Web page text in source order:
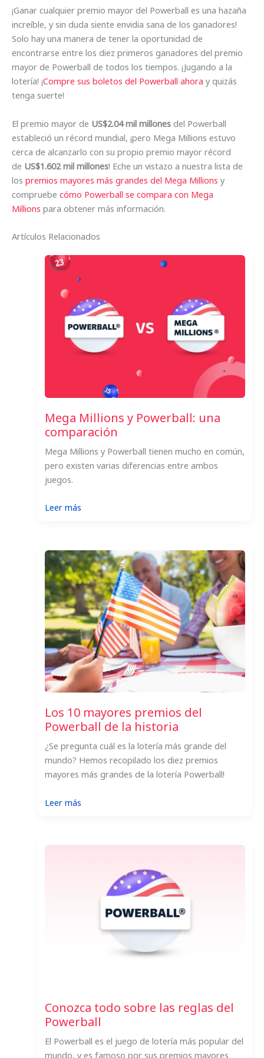
¡Ganar cualquier premio mayor del Powerball es una hazaña
increíble, y sin duda siente envidia sana de los ganadores!
Solo hay una manera de tener la oportunidad de
encontrarse entre los diez primeros ganadores del premio
mayor de Powerball de todos los tiempos. ¡Jugando a la
lotería! ¡Compre sus boletos del Powerball ahora y quizás
tenga suerte!
El premio mayor de US$2.04 mil millones del Powerball
estableció un récord mundial, ¡pero Mega Millions estuvo
cerca de alcanzarlo con su propio premio mayor récord
de US$1.602 mil millones! Eche un vistazo a nuestra lista de
los premios mayores más grandes del Mega Millions y
compruebe cómo Powerball se compara con Mega
Millions para obtener más información.
Artículos Relacionados
Mega Millions y Powerball: una
comparación
Mega Millions y Powerball tienen mucho en común,
pero existen varias diferencias entre ambos
juegos.
Leer más:
y
Powerball:
una
comparación
Los 10 mayores premios del
Powerball de la historia
¿Se pregunta cuál es la lotería más grande del
mundo? Hemos recopilado los diez premios
mayores más grandes de la lotería Powerball!
Leer más:
mayores
Powerball
historia
Conozca todo sobre las reglas del
Powerball
El Powerball es el juego de lotería más popular del
mundo, y es famoso por sus premios mayores